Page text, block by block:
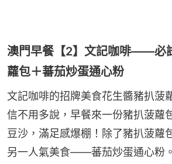
澳門早餐【2】文記咖啡——必
蘿包＋蕃茄炒蛋通心粉
文記咖啡的招牌美食花生醬豬扒菠
信不用多說，早餐來一份豬扒菠蘿
豆沙，滿足感爆棚！除了豬扒菠蘿
另一人氣美食——蕃茄炒蛋通心粉